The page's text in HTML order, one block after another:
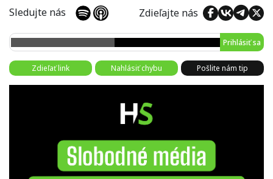
Sledujte nás Zdieľajte nás
Prihlásiť sa
Zdieľať link Nahlásiť chybu Pošlite nám tip